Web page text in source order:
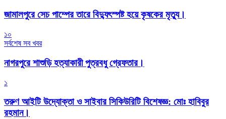
জামালপুরে সেচ পাম্পের তারে বিদ্যুৎস্পষ্ট হয়ে কৃষকের মৃত্যু।
১০
সর্বশেষ সব খবর
নাগরপুরে শাশুড়ি হত্যাকারী পুত্রবধু গ্রেফতার।
১
তরুণ আইটি উদ্যোক্তা ও সাইবার সিকিউরিটি বিশেষজ্ঞ: মোঃ হাবিবুর
রহমান।